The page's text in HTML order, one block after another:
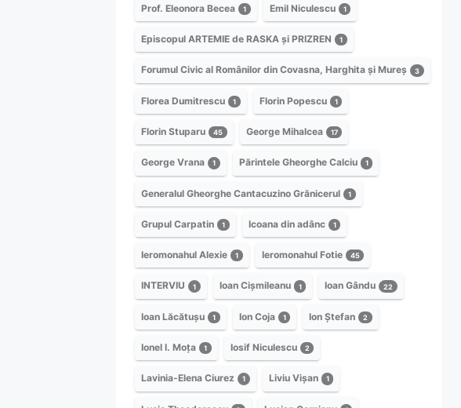
Prof. Eleonora Becea 1 Emil Niculescu 1
Episcopul ARTEMIE de RASKA și PRIZREN 1
Forumul Civic al Românilor din Covasna, Harghita și Mureș 3
Florea Dumitrescu 1 Florin Popescu 1
Florin Stuparu 45 George Mihalcea 17
George Vrana 1 Părintele Gheorghe Calciu 1
Generalul Gheorghe Cantacuzino Grănicerul 1
Grupul Carpatin 1 Icoana din adânc 1
Ieromonahul Alexie 1 Ieromonahul Fotie 45
INTERVIU 1 Ioan Cișmileanu 1 Ioan Gându 22
Ioan Lăcătușu 1 Ion Coja 1 Ion Ștefan 2
Ionel I. Moța 1 Iosif Niculescu 2
Lavinia-Elena Ciurez 1 Liviu Vișan 1